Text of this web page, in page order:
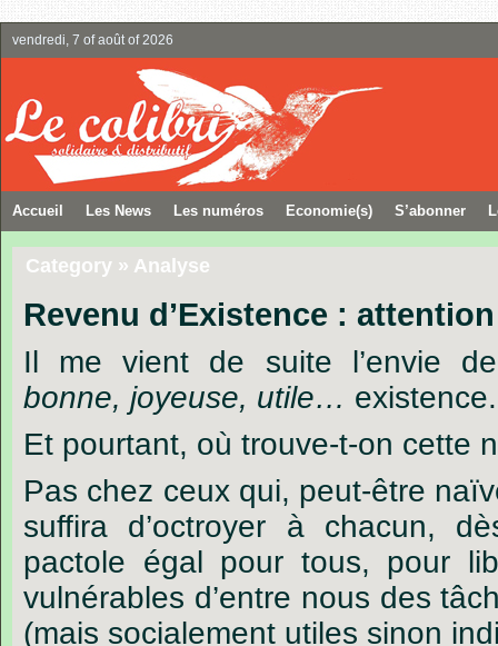
vendredi, 7 of août of 2026
Accueil Les News Les numéros Economie(s) S’abonner
Category » Analyse
Revenu d’Existence :
Il me vient de suite l’envie
de
bonne, joyeuse, utile… existence.
Et pourtant, où trouve-t-on cette
Pas chez ceux qui, peut-être
suffira d’octroyer à chacun,
pactole égal pour tous, pour
vulnérables d’entre nous des
(mais socialement utiles sinon